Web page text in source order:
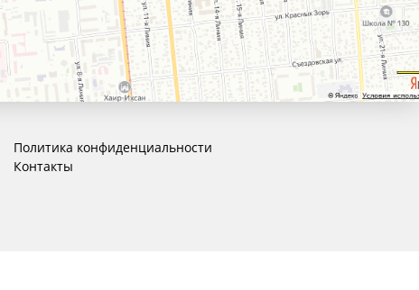
Политика конфиденциальности
Контакты